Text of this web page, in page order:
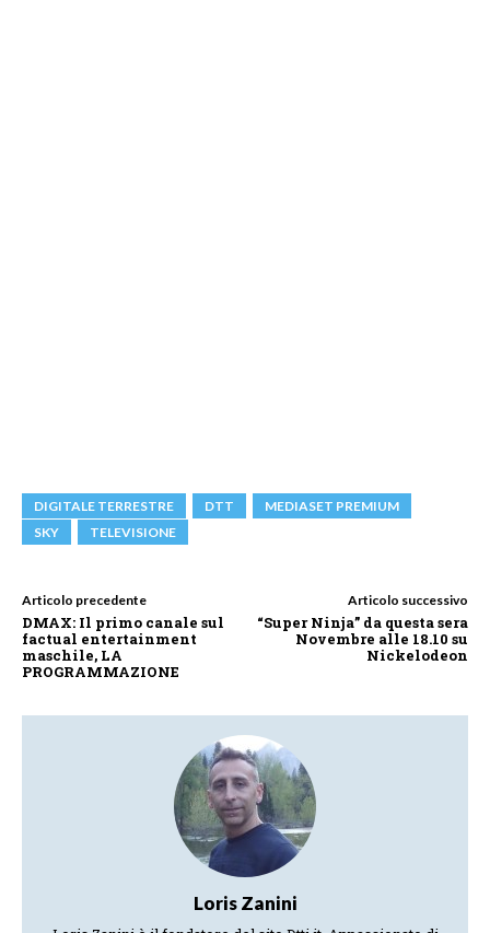
DIGITALE TERRESTRE DTT
MEDIASET PREMIUM
SKY
TELEVISIONE
Articolo precedente
DMAX: Il primo canale sul
factual entertainment
maschile, LA
PROGRAMMAZIONE
Articolo successivo
“Super Ninja” da questa sera
Novembre alle 18.10 su
Nickelodeon
Loris Zanini